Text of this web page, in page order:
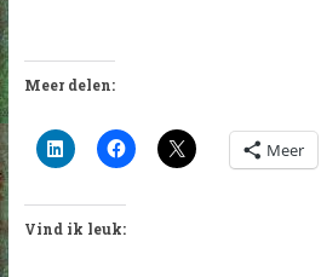
Meer delen:
Meer
Vind ik leuk: